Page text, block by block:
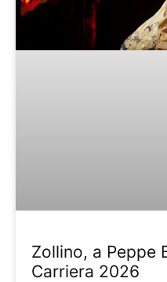
Zollino, a Peppe
Carriera 2026